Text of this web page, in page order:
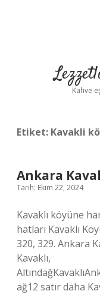
Kahve
Etiket: Kavakli
Ankara
Tarih: Ekim 22, 2024
Kavaklı köyüne
hatları Kavaklı
320, 329. Ankara
Kavaklı,
ağ12 satır daha